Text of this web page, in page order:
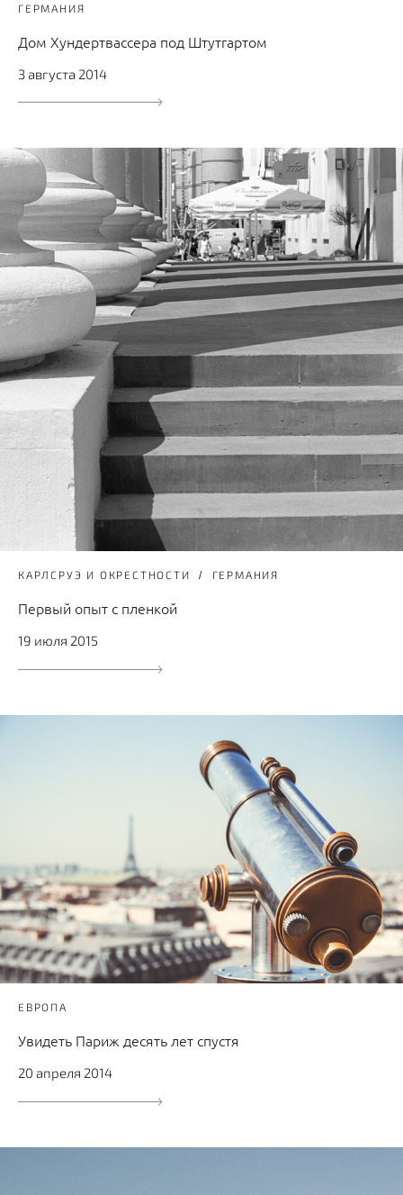
ГЕРМАНИЯ
Дом Хундертвассера под Штутгартом
3 августа 2014
КАРЛСРУЭ И ОКРЕСТНОСТИ ГЕРМАНИЯ
Первый опыт с пленкой
19 июля 2015
ЕВРОПА
Увидеть Париж десять лет спустя
20 апреля 2014